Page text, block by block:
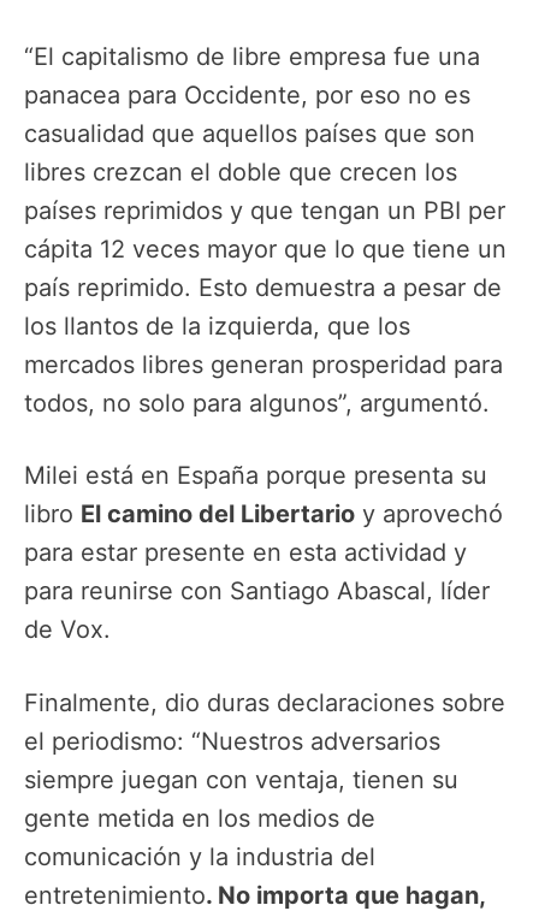
“El capitalismo de libre empresa fue una
panacea para Occidente, por eso no es
casualidad que aquellos países que son
libres crezcan el doble que crecen los
países reprimidos y que tengan un PBI per
cápita 12 veces mayor que lo que tiene un
país reprimido. Esto demuestra a pesar de
los llantos de la izquierda, que los
mercados libres generan prosperidad para
todos, no solo para algunos”, argumentó.
Milei está en España porque presenta su
libro El camino del Libertario y aprovechó
para estar presente en esta actividad y
para reunirse con Santiago Abascal, líder
de Vox.
Finalmente, dio duras declaraciones sobre
el periodismo: “Nuestros adversarios
siempre juegan con ventaja, tienen su
gente metida en los medios de
comunicación y la industria del
entretenimiento. No importa que hagan,